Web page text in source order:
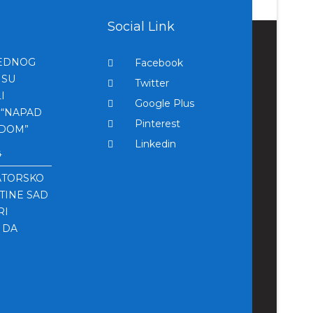
SAD
DA
Social Link
Facebook
Twitter
Google Plus
Pinterest
Linkedin